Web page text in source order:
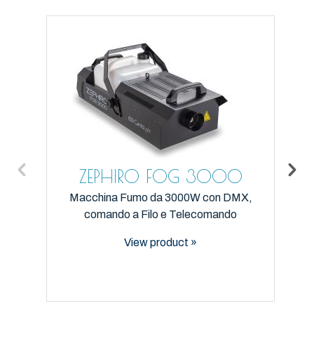
ZEPHIRO FOG 3000
Macchina Fumo da 3000W con DMX,
comando a Filo e Telecomando
View product »